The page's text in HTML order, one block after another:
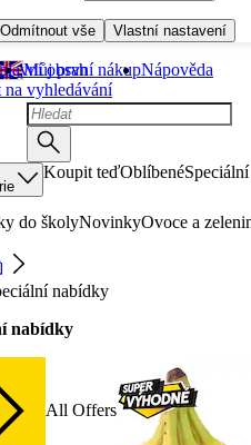
Odmítnout vše Vlastní nastavení
obsah
na vyhledávání
Můj první nákupNápověda
Koupit teďOblíbené
do školyNovinkyOvoce a
nabídky
nabídky
All Offers